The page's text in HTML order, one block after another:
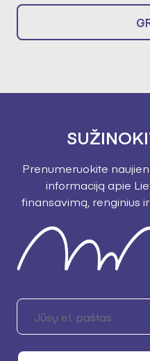
Prenumeruokite
informaciją apie
finansavimą, renginius